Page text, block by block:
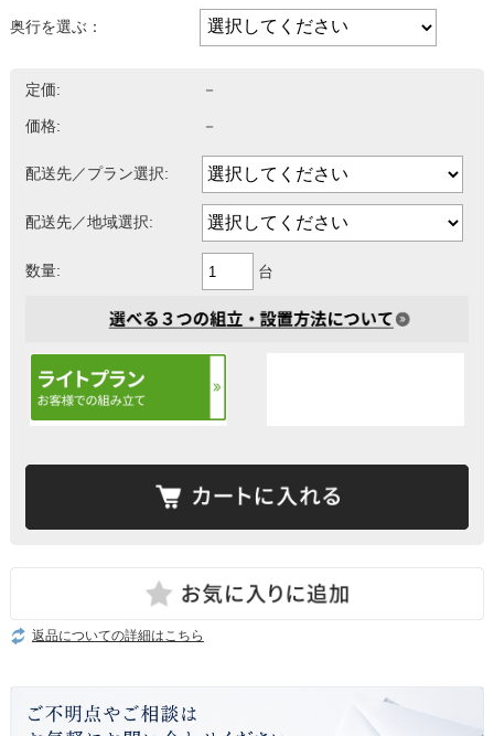
奥行を選ぶ：
定価: －
価格: －
配送先／プラン選択:
配送先／地域選択:
数量: 台
返品についての詳細はこちら